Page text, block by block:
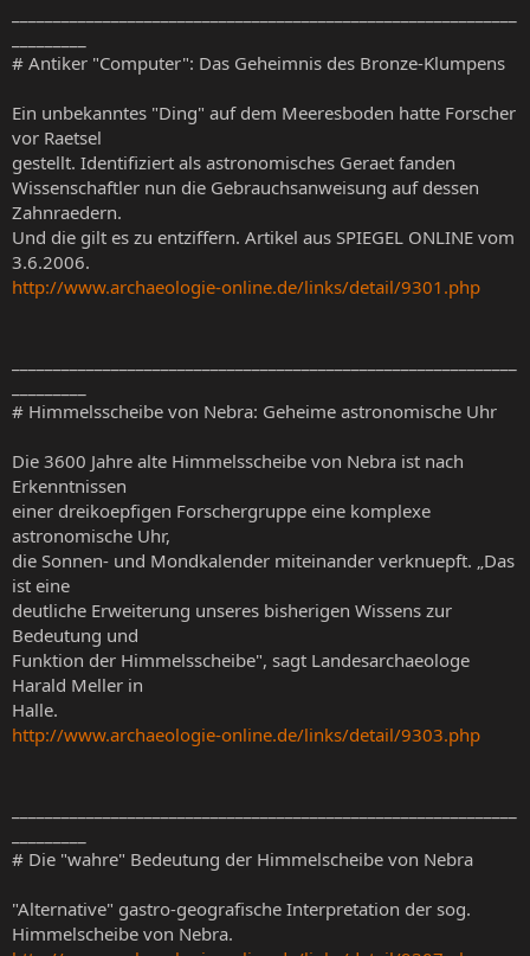
# Antiker "Computer": Das Geheimnis des Bronze-Klumpens
Ein unbekanntes "Ding" auf dem Meeresboden hatte Forscher
vor Raetsel
gestellt. Identifiziert als astronomisches Geraet fanden
Wissenschaftler nun die Gebrauchsanweisung auf dessen
Zahnraedern.
Und die gilt es zu entziffern. Artikel aus SPIEGEL ONLINE vom
3.6.2006.
http://www.archaeologie-online.de/links/detail/9301.php
# Himmelsscheibe von Nebra: Geheime astronomische Uhr
Die 3600 Jahre alte Himmelsscheibe von Nebra ist nach
Erkenntnissen
einer dreikoepfigen Forschergruppe eine komplexe
astronomische Uhr,
die Sonnen- und Mondkalender miteinander verknuepft. „Das
ist eine
deutliche Erweiterung unseres bisherigen Wissens zur
Bedeutung und
Funktion der Himmelsscheibe", sagt Landesarchaeologe
Harald Meller in
Halle.
http://www.archaeologie-online.de/links/detail/9303.php
# Die "wahre" Bedeutung der Himmelscheibe von Nebra
"Alternative" gastro-geografische Interpretation der sog.
Himmelscheibe von Nebra.